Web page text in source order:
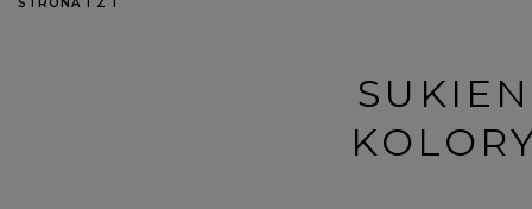
STRONA 1 Z 1